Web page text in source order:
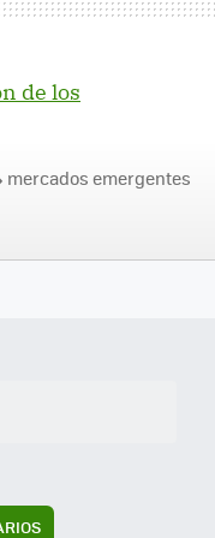
de los
mercados emergentes